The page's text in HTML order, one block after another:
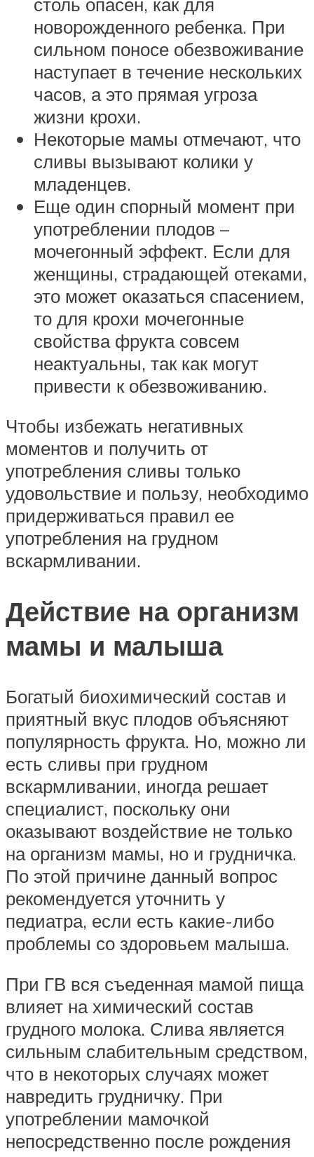
новорожденного ребенка. При
сильном поносе обезвоживание
наступает в течение нескольких
часов, а это прямая угроза
жизни крохи.
Некоторые мамы отмечают, что
сливы вызывают колики у
младенцев.
Еще один спорный момент при
употреблении плодов –
мочегонный эффект. Если для
женщины, страдающей отеками,
это может оказаться спасением,
то для крохи мочегонные
свойства фрукта совсем
неактуальны, так как могут
привести к обезвоживанию.
Чтобы избежать негативных
моментов и получить от
употребления сливы только
удовольствие и пользу, необходимо
придерживаться правил ее
употребления на грудном
вскармливании.
Действие на организм
мамы и малыша
Богатый биохимический состав и
приятный вкус плодов объясняют
популярность фрукта. Но, можно ли
есть сливы при грудном
вскармливании, иногда решает
специалист, поскольку они
оказывают воздействие не только
на организм мамы, но и грудничка.
По этой причине данный вопрос
рекомендуется уточнить у
педиатра, если есть какие-либо
проблемы со здоровьем малыша.
При ГВ вся съеденная мамой пища
влияет на химический состав
грудного молока. Слива является
сильным слабительным средством,
что в некоторых случаях может
навредить грудничку. При
употреблении мамочкой
непосредственно после рождения